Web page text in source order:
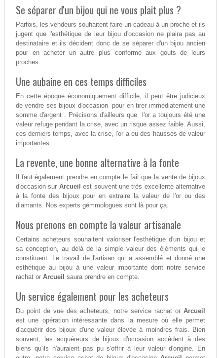
Se séparer d'un bijou qui ne vous plait plus ?
Parfois, les vendeurs souhaitent faire un cadeau à un proche et ils
jugent que l'esthétique de leur bijou d'occasion ne plaira pas au
destinataire et ils décident donc de se séparer d'un bijou ancien
pour en acheter un autre plus conforme aux gouts de leurs
proches.
Une aubaine en ces temps difficiles
En cette époque économiquement difficile, il peut être judicieux
de vendre ses bijoux d'occasion pour en tirer immédiatement une
somme d'argent . Précisons d'ailleurs que l'or a toujours été une
valeur refuge pendant la crise, avec un risque assez faible. Aussi,
ces derniers temps, avec la crise, l'or a eu des hausses de valeur
importantes.
La revente, une bonne alternative à la fonte
Il faut également prendre en compte le fait que la vente de bijoux
d'occasion sur Arcueil est souvent une très excellente alternative
à la fonte des bijoux pour en extraire la valeur de l'or ou des
diamants. Nos experts gémmologues sont là pour ça.
Nous prenons en compte la valeur artisanale
Certains acheteurs souhaitent valoriser l'esthétique d'un bijou et
sa conception, au delà de la simple valeur des éléments qui le
constituent. Le travail de l'artisan qui a assemblé et donné une
esthétique au bijou à une valeur importante dont notre service
rachat or Arcueil saura prendre en compte.
Un service également pour les acheteurs
Du point de vue des acheteurs, notre service rachat orArcueil
est une opération intéressante dans la mesure où elle permet
d'acquérir des bijoux d'une valeur élevée à moindres frais. Bien
souvent, les acquéreurs de bijoux d'occasion accèdent à des
biens qu'ils n'auraient pas pu s'offrir à leur valeur d'origine. En